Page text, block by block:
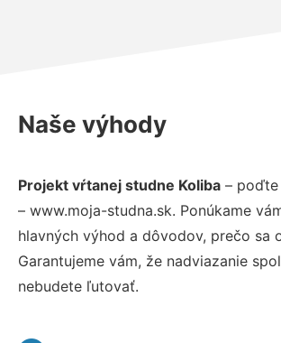
Naše výhody
Projekt vŕtanej studne Koliba –
– www.moja-studna.sk. Ponúkame
hlavných výhod a dôvodov, prečo sa
Garantujeme vám, že nadviazanie
nebudete ľutovať.